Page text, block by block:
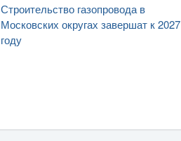
Строительство газопровода в
Московских округах завершат к 2027
году